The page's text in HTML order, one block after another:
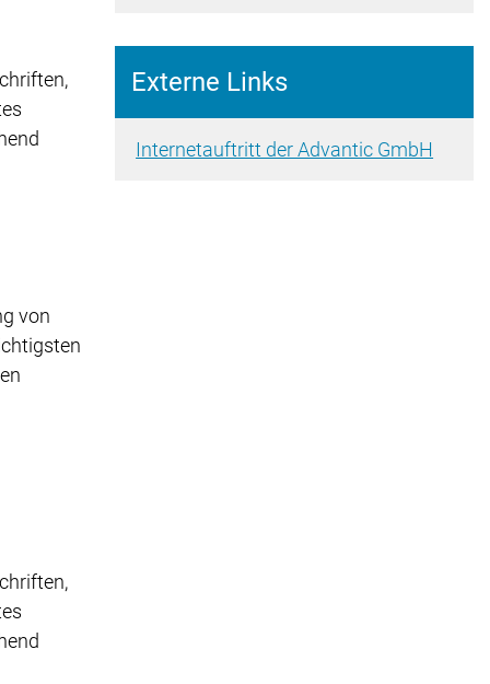
von
Externe Links
Internetauftritt der Advantic GmbH